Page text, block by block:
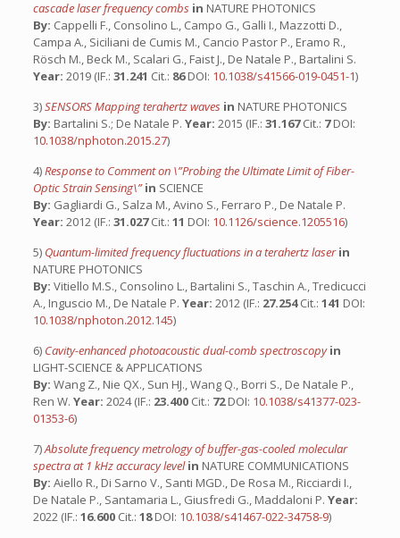
cascade laser frequency combs in NATURE PHOTONICS
By: Cappelli F., Consolino L., Campo G., Galli I., Mazzotti D.,
Campa A., Siciliani de Cumis M., Cancio Pastor P., Eramo R.,
Rösch M., Beck M., Scalari G., Faist J., De Natale P., Bartalini S.
Year: 2019 (IF.: 31.241 Cit.: 86DOI: 10.1038/s41566-019-0451-1)
3)SENSORS Mapping terahertz waves in NATURE PHOTONICS
By: Bartalini S.; De Natale P. Year: 2015 (IF.: 31.167Cit.: 7DOI:
10.1038/nphoton.2015.27)
4)Response to Comment on \”Probing the Ultimate Limit of Fiber-
Optic Strain Sensing\”in SCIENCE
By: Gagliardi G., Salza M., Avino S., Ferraro P., De Natale P.
Year: 2012 (IF.: 31.027Cit.: 11 DOI: 10.1126/science.1205516)
5) Quantum-limited frequency fluctuations in a terahertz laserin
NATURE PHOTONICS
By: Vitiello M.S., Consolino L., Bartalini S., Taschin A., Tredicucci
A., Inguscio M., De Natale P. Year: 2012 (IF.: 27.254Cit.: 141 DOI:
10.1038/nphoton.2012.145)
6) Cavity-enhanced photoacoustic dual-comb spectroscopyin
LIGHT-SCIENCE & APPLICATIONS
By: Wang Z., Nie QX., Sun HJ., Wang Q., Borri S., De Natale P.,
Ren W. Year: 2024 (IF.: 23.400 Cit.: 72DOI: 10.1038/s41377-023-
01353-6)
7)Absolute frequency metrology of buffer-gas-cooled molecular
spectra at 1 kHz accuracy levelin NATURE COMMUNICATIONS
By: Aiello R., Di Sarno V., Santi MGD., De Rosa M., Ricciardi I.,
De Natale P., Santamaria L., Giusfredi G., Maddaloni P. Year:
2022 (IF.: 16.600 Cit.: 18DOI: 10.1038/s41467-022-34758-9)